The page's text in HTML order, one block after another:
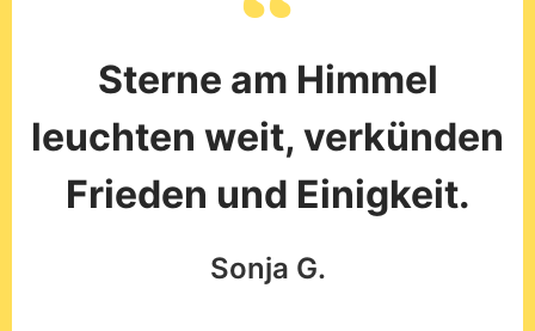
Sterne am Himmel
leuchten weit, verkünden
Frieden und Einigkeit.
Sonja G.